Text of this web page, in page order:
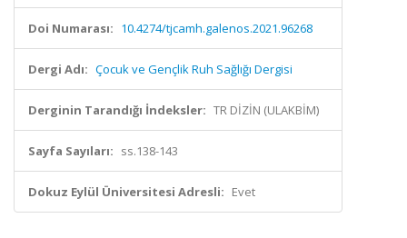
Doi Numarası: 10.4274/tjcamh.galenos.2021.96268
Dergi Adı: Çocuk ve Gençlik Ruh Sağlığı Dergisi
Derginin Tarandığı İndeksler: TR DİZİN (ULAKBİM)
Sayfa Sayıları: ss.138-143
Dokuz Eylül Üniversitesi Adresli: Evet